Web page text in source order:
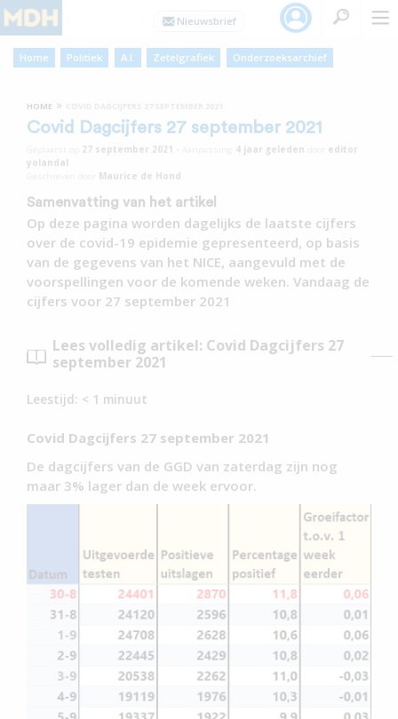
Home Politiek A.I. Zetelgrafiek Onderzoeksarchief
HOME »
Covid Dagcijfers 27 september 2021
27 september 2021 4 jaar geleden
editor
yolandal
Maurice de Hond
Samenvatting van het artikel
Op deze pagina worden dagelijks de laatste cijfers
over de covid-19 epidemie gepresenteerd, op basis
van de gegevens van het NICE, aangevuld met de
voorspellingen voor de komende weken. Vandaag de
cijfers voor 27 september 2021
Lees volledig artikel: Covid Dagcijfers 27
september 2021
Leestijd: < 1 minuut
Covid Dagcijfers 27 september 2021
De dagcijfers van de GGD van zaterdag zijn nog
maar 3% lager dan de week ervoor.